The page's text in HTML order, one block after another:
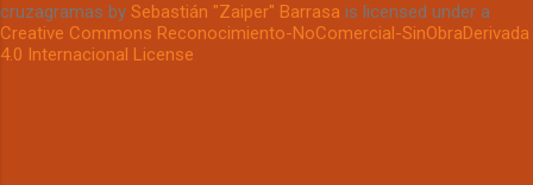
cruzagramas by Sebastián "Zaiper" Barrasa is licensed under a
Creative Commons Reconocimiento-NoComercial-SinObraDerivada
4.0 Internacional License.